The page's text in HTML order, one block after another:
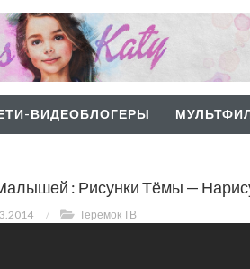
ВИДЕОБЛОГЕРЫ
: Рисунки Тёмы —
/ Теремок ТВ